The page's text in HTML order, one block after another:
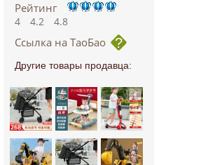
Рейтинг
4 4.2 4.8
Ссылка на ТаоБао
Другие товары продавца: